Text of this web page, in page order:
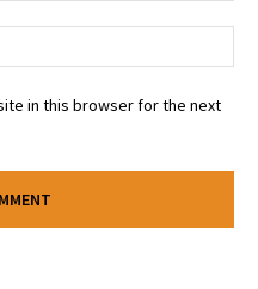
in this browser for the next